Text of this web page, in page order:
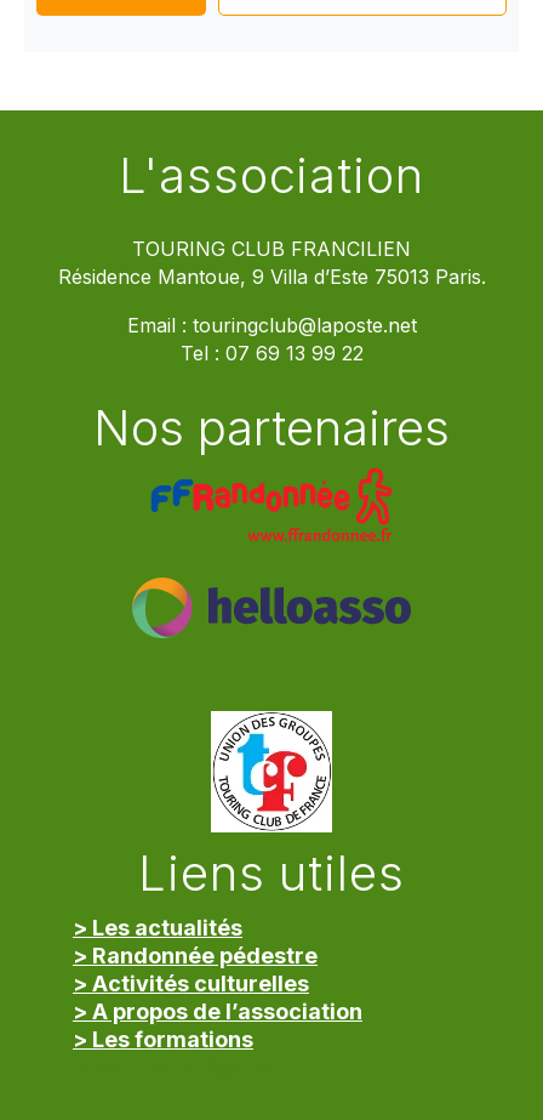
L'association
TOURING CLUB FRANCILIEN
Résidence Mantoue, 9 Villa d’Este 75013 Paris.
Email : touringclub@laposte.net
Tel : 07 69 13 99 22
Nos partenaires
Liens utiles
> Les actualités
> Randonnée pédestre
> Activités culturelles
> A propos de l’association
> Les formations